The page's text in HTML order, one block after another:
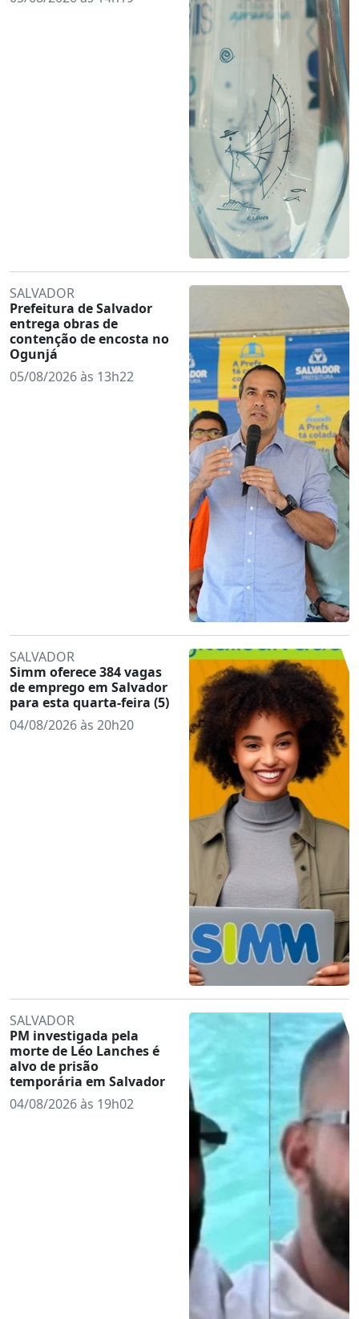
SALVADOR
Prefeitura de Salvador
entrega obras de
contenção de encosta no
Ogunjá
05/08/2026 às 13h22
SALVADOR
Simm oferece 384 vagas
de emprego em Salvador
para esta quarta-feira (5)
04/08/2026 às 20h20
SALVADOR
PM investigada pela
morte de Léo Lanches é
alvo de prisão
temporária em Salvador
04/08/2026 às 19h02